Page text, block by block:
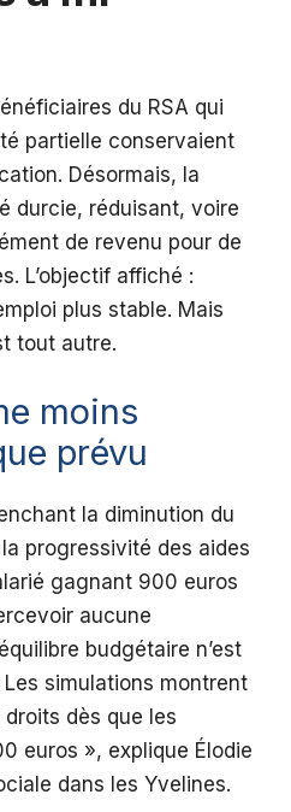
du RSA qui
partielle conservaient
Désormais, la
durcie, réduisant, voire
de revenu pour de
L’objectif affiché :
plus stable. Mais
tout autre.
moins
prévu
la diminution du
progressivité des aides
gagnant 900 euros
aucune
budgétaire n’est
simulations montrent
dès que les
euros », explique Élodie
dans les Yvelines.